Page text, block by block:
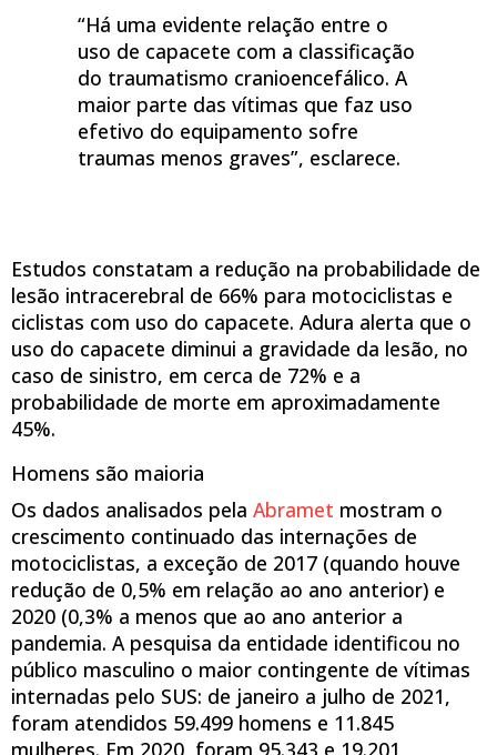
“Há uma evidente relação entre o
uso de capacete com a classificação
do traumatismo cranioencefálico. A
maior parte das vítimas que faz uso
efetivo do equipamento sofre
traumas menos graves”, esclarece.
Estudos constatam a redução na probabilidade de
lesão intracerebral de 66% para motociclistas e
ciclistas com uso do capacete. Adura alerta que o
uso do capacete diminui a gravidade da lesão, no
caso de sinistro, em cerca de 72% e a
probabilidade de morte em aproximadamente
45%.
Homens são maioria
Os dados analisados pela Abramet mostram o
crescimento continuado das internações de
motociclistas, a exceção de 2017 (quando houve
redução de 0,5% em relação ao ano anterior) e
2020 (0,3% a menos que ao ano anterior a
pandemia. A pesquisa da entidade identificou no
público masculino o maior contingente de vítimas
internadas pelo SUS: de janeiro a julho de 2021,
foram atendidos 59.499 homens e 11.845
mulheres. Em 2020, foram 95.343 e 19.201